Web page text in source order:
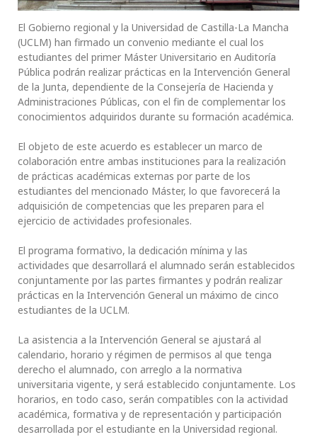
El Gobierno regional y la Universidad de Castilla-La Mancha
(UCLM) han firmado un convenio mediante el cual los
estudiantes del primer Máster Universitario en Auditoría
Pública podrán realizar prácticas en la Intervención General
de la Junta, dependiente de la Consejería de Hacienda y
Administraciones Públicas, con el fin de complementar los
conocimientos adquiridos durante su formación académica.
El objeto de este acuerdo es establecer un marco de
colaboración entre ambas instituciones para la realización
de prácticas académicas externas por parte de los
estudiantes del mencionado Máster, lo que favorecerá la
adquisición de competencias que les preparen para el
ejercicio de actividades profesionales.
El programa formativo, la dedicación mínima y las
actividades que desarrollará el alumnado serán establecidos
conjuntamente por las partes firmantes y podrán realizar
prácticas en la Intervención General un máximo de cinco
estudiantes de la UCLM.
La asistencia a la Intervención General se ajustará al
calendario, horario y régimen de permisos al que tenga
derecho el alumnado, con arreglo a la normativa
universitaria vigente, y será establecido conjuntamente. Los
horarios, en todo caso, serán compatibles con la actividad
académica, formativa y de representación y participación
desarrollada por el estudiante en la Universidad regional.